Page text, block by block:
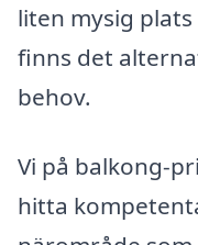
liten mysig
finns det
behov.
Vi på balkong-
hitta